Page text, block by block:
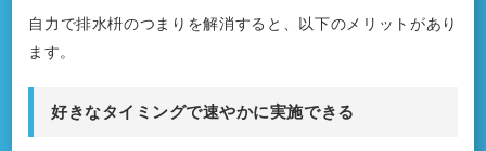
自力で排水枡のつまりを解消すると、以下のメリットがあり
ます。
好きなタイミングで速やかに実施できる